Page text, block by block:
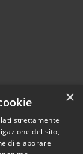
×
strettamente
del sito,
di elaborare